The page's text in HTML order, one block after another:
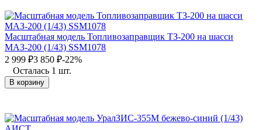
Масштабная модель Топливозаправщик ТЗ-200 на шасси
МАЗ-200 (1/43) SSM1078
2 999 ₽3 850 ₽-22%
Осталась 1 шт.
В корзину